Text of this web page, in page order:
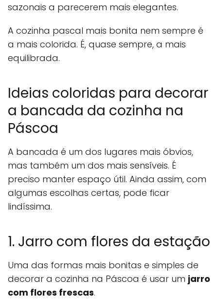
sazonais a parecerem mais elegantes.
A cozinha pascal mais bonita nem sempre é
a mais colorida. É, quase sempre, a mais
equilibrada.
Ideias coloridas para decorar
a bancada da cozinha na
Páscoa
A bancada é um dos lugares mais óbvios,
mas também um dos mais sensíveis. É
preciso manter espaço útil. Ainda assim, com
algumas escolhas certas, pode ficar
lindíssima.
1. Jarro com flores da estação
Uma das formas mais bonitas e simples de
decorar a cozinha na Páscoa é usar um jarro
com flores frescas.